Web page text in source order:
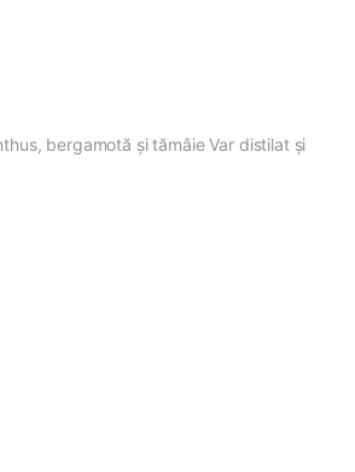
bergamotă și tămâie Var distilat și